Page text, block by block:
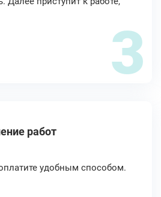
3
работ
удобным способом.